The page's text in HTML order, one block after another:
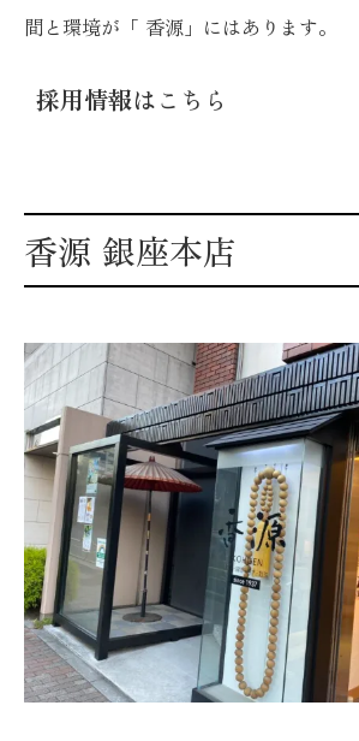
間と環境が「 香源」にはあります。
採用情報はこちら
香源 銀座本店